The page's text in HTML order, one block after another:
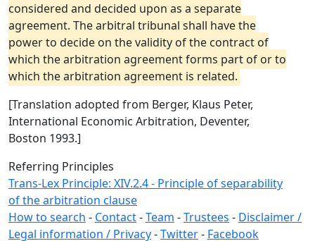
considered and decided upon as a separate
agreement. The arbitral tribunal shall have the
power to decide on the validity of the contract of
which the arbitration agreement forms part of or to
which the arbitration agreement is related.
[Translation adopted from Berger, Klaus Peter,
International Economic Arbitration, Deventer,
Boston 1993.]
Referring Principles
Trans-Lex Principle: XIV.2.4 - Principle of separability
of the arbitration clause
How to search - Contact-Team -Trustees - Disclaimer /
Legal information / Privacy-Twitter- Facebook